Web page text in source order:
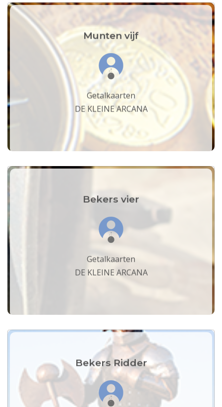
Munten vijf
Getalkaarten
DE KLEINE ARCANA
Bekers vier
Getalkaarten
DE KLEINE ARCANA
Bekers Ridder